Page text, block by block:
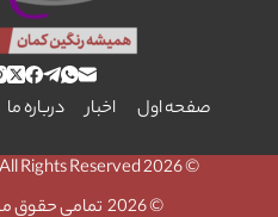
صفحه اول اخبار درباره ما
© 2026 Rainbow 24/7, All Rights Reserved
© 2026 تمامی حقوق محفوظ است